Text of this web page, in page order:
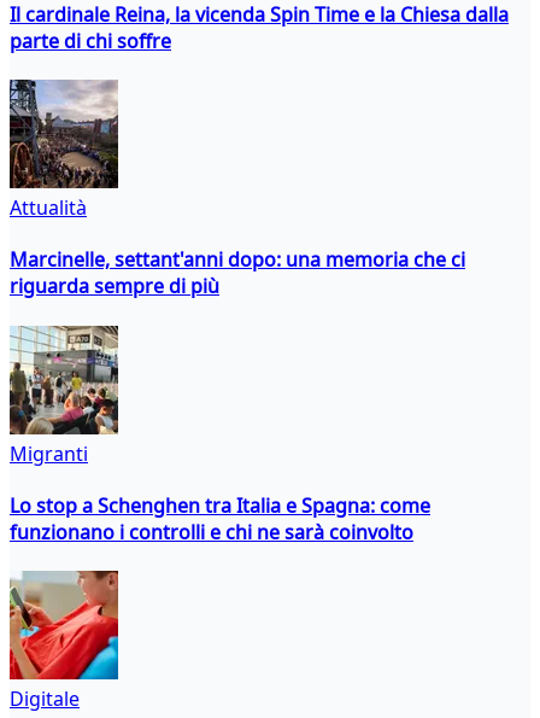
Il cardinale Reina, la vicenda Spin Time e la Chiesa dalla
parte di chi soffre
Attualità
Marcinelle, settant'anni dopo: una memoria che ci
riguarda sempre di più
Migranti
Lo stop a Schenghen tra Italia e Spagna: come
funzionano i controlli e chi ne sarà coinvolto
Digitale